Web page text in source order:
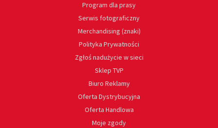
Program dla prasy
Serwis fotograficzny
Merchandising (znaki)
Polityka Prywatności
Zgłoś nadużycie w sieci
Sklep TVP
Biuro Reklamy
Oferta Dystrybucyjna
Oferta Handlowa
Moje zgody